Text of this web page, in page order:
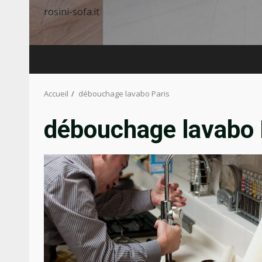
rosini-sofa.it
Accueil débouchage lavabo Paris
débouchage lavabo